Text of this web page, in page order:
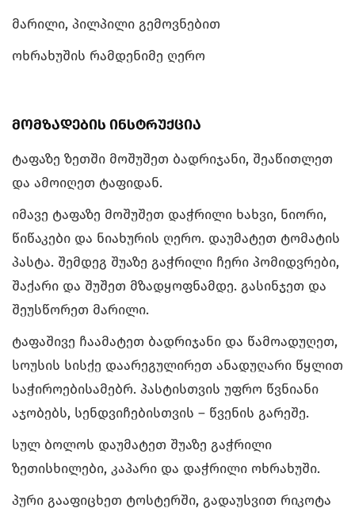
მარილი, პილპილი გემოვნებით
ოხრახუშის რამდენიმე ღერო
მომზადების ინსტრუქცია
ტაფაზე ზეთში მოშუშეთ ბადრიჯანი, შეაწითლეთ
და ამოიღეთ ტაფიდან.
იმავე ტაფაზე მოშუშეთ დაჭრილი ხახვი, ნიორი,
წიწაკები და ნიახურის ღერო. დაუმატეთ ტომატის
პასტა. შემდეგ შუაზე გაჭრილი ჩერი პომიდვრები,
შაქარი და შუშეთ მზადყოფნამდე. გასინჯეთ და
შეუსწორეთ მარილი.
ტაფაშივე ჩაამატეთ ბადრიჯანი და წამოადუღეთ,
სოუსის სისქე დაარეგულირეთ ანადუღარი წყლით
საჭიროებისამებრ. პასტისთვის უფრო წვნიანი
აჯობებს, სენდვიჩებისთვის – წვენის გარეშე.
სულ ბოლოს დაუმატეთ შუაზე გაჭრილი
ზეთისხილები, კაპარი და დაჭრილი ოხრახუში.
პური გააფიცხეთ ტოსტერში, გადაუსვით რიკოტა